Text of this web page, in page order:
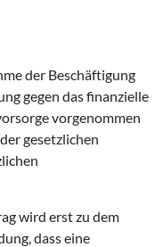
der Beschäftigung
gegen das finanzielle
vorgenommen
gesetzlichen
wird erst zu dem
dass eine